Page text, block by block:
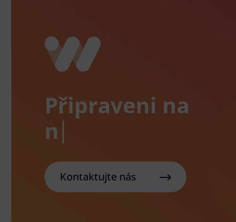
Připraveni na
Kontaktujte nás